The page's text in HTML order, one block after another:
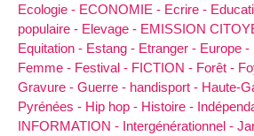
Ecologie - ECONOMIE - Ecrire -
populaire - Elevage - EMISSION
Equitation - Estang - Etranger - Europe -
Femme - Festival - FICTION - Forêt -
Gravure - Guerre - handisport - Haute-
Pyrénées - Hip hop - Histoire -
INFORMATION - Intergénérationnel -